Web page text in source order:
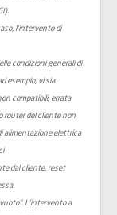
l'intervento di
condizioni generali di
esempio, vi sia
compatibili, errata
router del cliente non
alimentazione elettrica
dal cliente, reset
L'intervento a